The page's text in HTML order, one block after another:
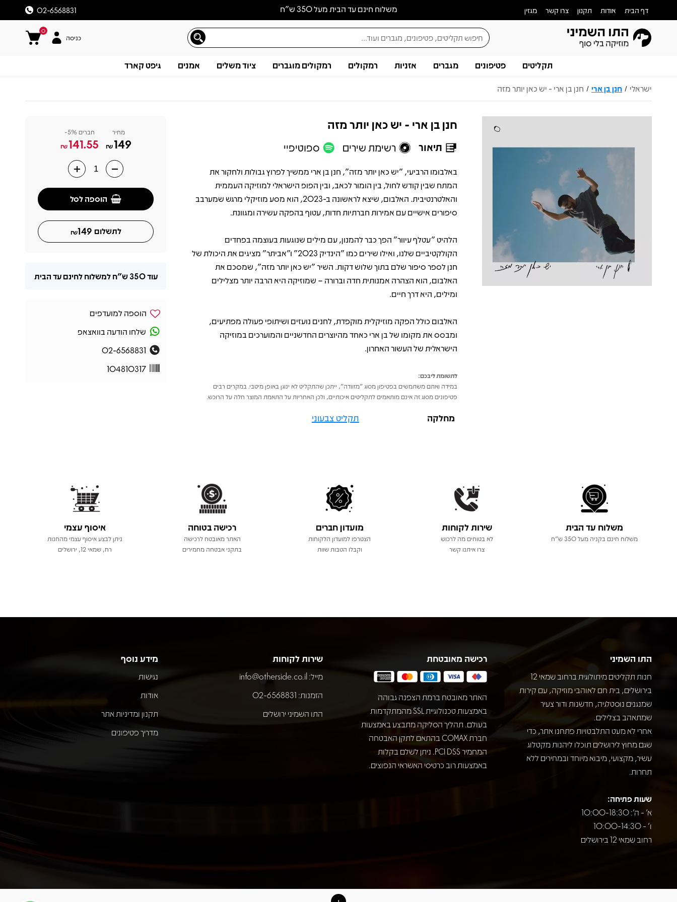
משלוח חינם עד הבית מעל 350 ש״ח דף הבית אודות תקנון צרו קשר מגזין 02-6568831
0
כניסה
תקליטים פטיפונים מגברים אזניות רמקולים רמקולים מוגברים ציוד משלים אמנים גיפט קארד
ישראלי / חנן בן ארי / חנן בן ארי - יש כאן יותר מזה
חנן בן ארי - יש כאן יותר מזה
תיאור רשימת שירים ספוטיפיי
תיאורבאלבומו הרביעי, "יש כאן יותר מזה", חנן בן ארי ממשיך לפרוץ גבולות ולחקור את
המתח שבין קודש לחול, בין הומור לכאב, ובין הפופ הישראלי למוזיקה העממית
והאלטרנטיבית. האלבום, שיצא לראשונה ב-2023, הוא מסע מוזיקלי מרגש שמערבב
סיפורים אישיים עם אמירות חברתיות חדות, עטוף בהפקה עשירה ומגוונת.
הלהיט "עטלף עיוור" הפך כבר להמנון, עם מילים שנוגעות בעוצמה בפחדים
הקולקטיביים שלנו, ואילו שירים כמו "הינדיק 2023" ו"אביתר" מציגים את היכולת של
חנן לספר סיפור שלם בתוך שלוש דקות. השיר "יש כאן יותר מזה", שמסכם את
האלבום, הוא הצהרה אמנותית חדה וברורה – שמוזיקה היא הרבה יותר מצלילים
ומילים, היא דרך חיים.
האלבום כולל הפקה מוזיקלית מוקפדת, לחנים נועזים ושיתופי פעולה מפתיעים,
ומבסס את מקומו של בן ארי כאחד מהיוצרים החדשניים והמוערכים במוזיקה
הישראלית של העשור האחרון.
לתשומת ליבכם:
במידה ואתם משתמשים בפטיפון מסוג "מזוודה", ייתכן שהתקליט לא ינוגן באופן מיטבי. במקרים רבים
פטיפונים מסוג זה אינם מותאמים לתקליטים איכותיים, ולכן האחריות על התאמת המוצר חלה על הרוכש.
מחלקה תקליט צבעוני
מחיר
149
₪
חברים 5%-
141.55
₪
הוספה לסל
לתשלום 149
₪
עוד350 ש"ח למשלוח לחינם עד הבית
הוספה למועדפים
שלחו הודעה בוואצאפ
02-6568831
104810317
משלוח עד הבית
משלוח חינם בקניה מעל 350 ש"ח
שירות לקוחות
לא בטוחים מה לרכוש
צרו איתנו קשר
מועדון חברים
הצטרפו למועדון הלקוחות
וקבלו הטבות שוות
רכישה בטוחה
האתר מאובטח לרכישה
בתקני אבטחה מחמירים
איסוף עצמי
ניתן לבצע איסוף עצמי מהחנות
רח, שמאי 12, ירושלים
התו השמיני
חנות תקליטים מיתולוגית ברחוב שמאי 12
בירושלים, בית חם לאוהבי מוזיקה, עם קירות
שמנגנים נוסטלגיה, חדשנות ודור צעיר
שמתאהב בצלילים.
אחרי לא מעט התלבטויות פתחנו אתר, כדי
שגם מחוץ לירושלים תוכלו ליהנות מקטלוג
עשיר, מקצועי, מיבוא מיוחד ובמחירים ללא
תחרות.
שעות פתיחה:
א' - ה': 10:00-18:30
ו' - 10:00-14:30
רחוב שמאי 12 בירושלים
רכישה מאובטחת
האתר מאובטח ברמת הצפנה גבוהה
באמצעות טכנולוגיית SSL מהמתקדמות
בעולם. תהליך הסליקה מתבצע באמצעות
חברת COMAX בהתאם לתקן האבטחה
המחמיר PCI DSS. ניתן לשלם בקלות
באמצעות רוב כרטיסי האשראי הנפוצים.
שירות לקוחות
מייל: info@otherside.co.il
הזמנות: 02-6568831
התו השמיני ירושלים
מידע נוסף
נגישות
אודות
תקנון ומדיניות אתר
מדריך פטיפונים